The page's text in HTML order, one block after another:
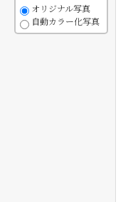
オリジナル写真
自動カラー化写真